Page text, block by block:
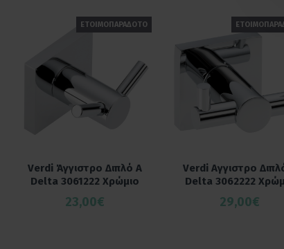
ΕΤΟΙΜΟΠΑΡΑΔΟΤΟ
Verdi Άγγιστρο Διπλό Α
Delta 3061222 Χρώμιο
23,00€
Verdi Αγγιστρο
Delta 3062222
29,00€